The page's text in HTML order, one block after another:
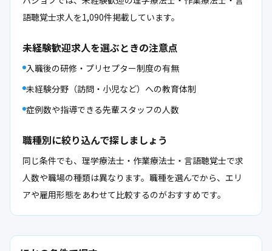
語聴覚士求人を1,090件掲載しています。
未経験歓迎求人を選ぶときの注意点
入職後の研修・プリセプター制度の有無
未経験分野（訪問・小児など）への教育体制
症例数や指導できる先輩スタッフの人数
職種別に絞り込んで探しましょう
同じ条件でも、理学療法士・作業療法士・言語聴覚士で求
人数や職場の種類は異なります。職種を選んでから、エリ
アや雇用形態をあわせて比較するのがおすすめです。